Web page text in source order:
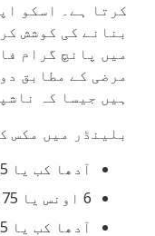
کرتا ہے۔ اسکو
بنانے کی کوشش
میں پانچ گرام
مرضی کے مطابق
ہیں جیسا کہ
بلینڈر میں مکس
آدھا کب یا 125 ملی لیٹر دودھ
6 اونس یا 175 گرام سادہ ونیلا دہی۔